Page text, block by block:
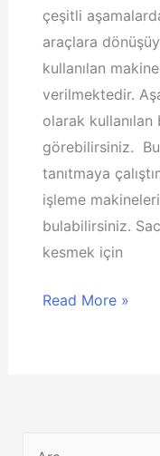
çeşitli
araçlara
kullanılan
verilmektedir.
olarak
görebilirsiniz.
tanıtmaya
işleme
bulabilirsiniz.
kesmek için
Sac
Read More »